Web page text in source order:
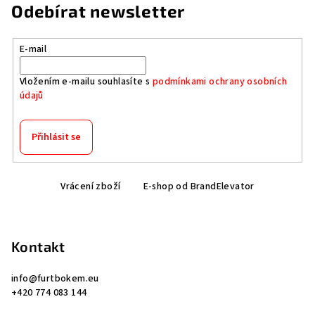
Odebírat newsletter
E-mail
Vložením e-mailu souhlasíte s podmínkami ochrany osobních
údajů
Přihlásit se
Vrácení zboží E-shop od BrandElevator
Kontakt
info@furtbokem.eu
+420 774 083 144